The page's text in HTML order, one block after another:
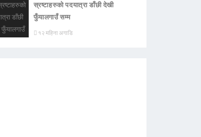
स्रष्टाहरुको पदयात्रा डाँछी देखी
फुँयालगाउँ सम्म
१२ महिना अगाडि